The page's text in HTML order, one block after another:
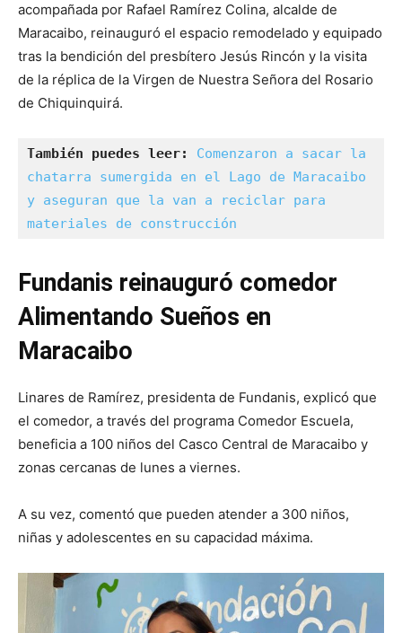
acompañada por Rafael Ramírez Colina, alcalde de
Maracaibo, reinauguró el espacio remodelado y equipado
tras la bendición del presbítero Jesús Rincón y la visita
de la réplica de la Virgen de Nuestra Señora del Rosario
de Chiquinquirá.
También puedes leer: Comenzaron a sacar la
chatarra sumergida en el Lago de Maracaibo
y aseguran que la van a reciclar para
materiales de construcción
Fundanis reinauguró comedor
Alimentando Sueños en
Maracaibo
Linares de Ramírez, presidenta de Fundanis, explicó que
el comedor, a través del programa Comedor Escuela,
beneficia a 100 niños del Casco Central de Maracaibo y
zonas cercanas de lunes a viernes.
A su vez, comentó que pueden atender a 300 niños,
niñas y adolescentes en su capacidad máxima.